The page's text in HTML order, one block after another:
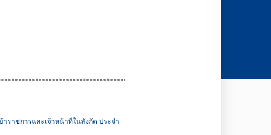
ราชการและเจ้าหน้าที่ในสังกัด ประจำ